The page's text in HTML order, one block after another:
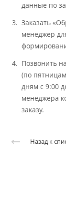
данные по
Заказать
менеджер
Позвонить
(по
дням с 9:00
менеджера
заказу.
Назад к